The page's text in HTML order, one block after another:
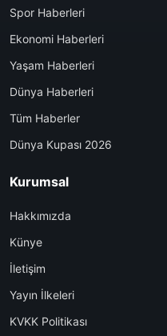
Spor Haberleri
Ekonomi Haberleri
Yaşam Haberleri
Dünya Haberleri
Tüm Haberler
Dünya Kupası 2026
Kurumsal
Hakkımızda
Künye
İletişim
Yayın İlkeleri
KVKK Politikası